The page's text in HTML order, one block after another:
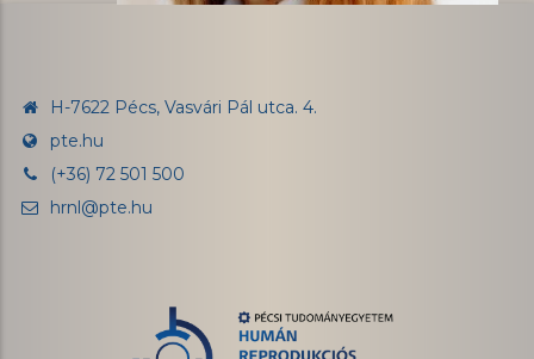
H-7622 Pécs, Vasvári Pál utca. 4.
pte.hu
(+36) 72 501 500
hrnl@pte.hu